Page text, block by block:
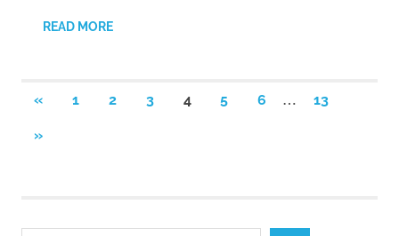
READ MORE
Posts
pagination
«PREVIOUS
1 2 3 4 5 6 … 13
NEXT
»